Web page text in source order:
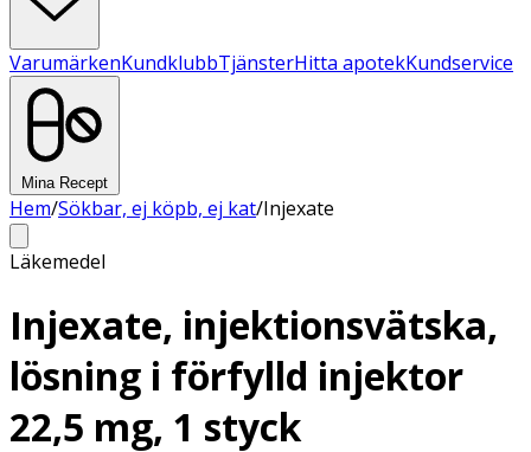
VarumärkenKundklubbTjänsterHitta apotekKundservice
Mina Recept
Hem/Sökbar, ej köpb, ej kat/Injexate
Läkemedel
Injexate, injektionsvätska,
lösning i förfylld injektor
22,5 mg, 1 styck